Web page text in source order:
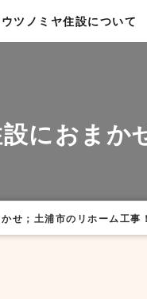
ウツノミヤ住設について
におまか
せ；土浦市のリホーム工事！